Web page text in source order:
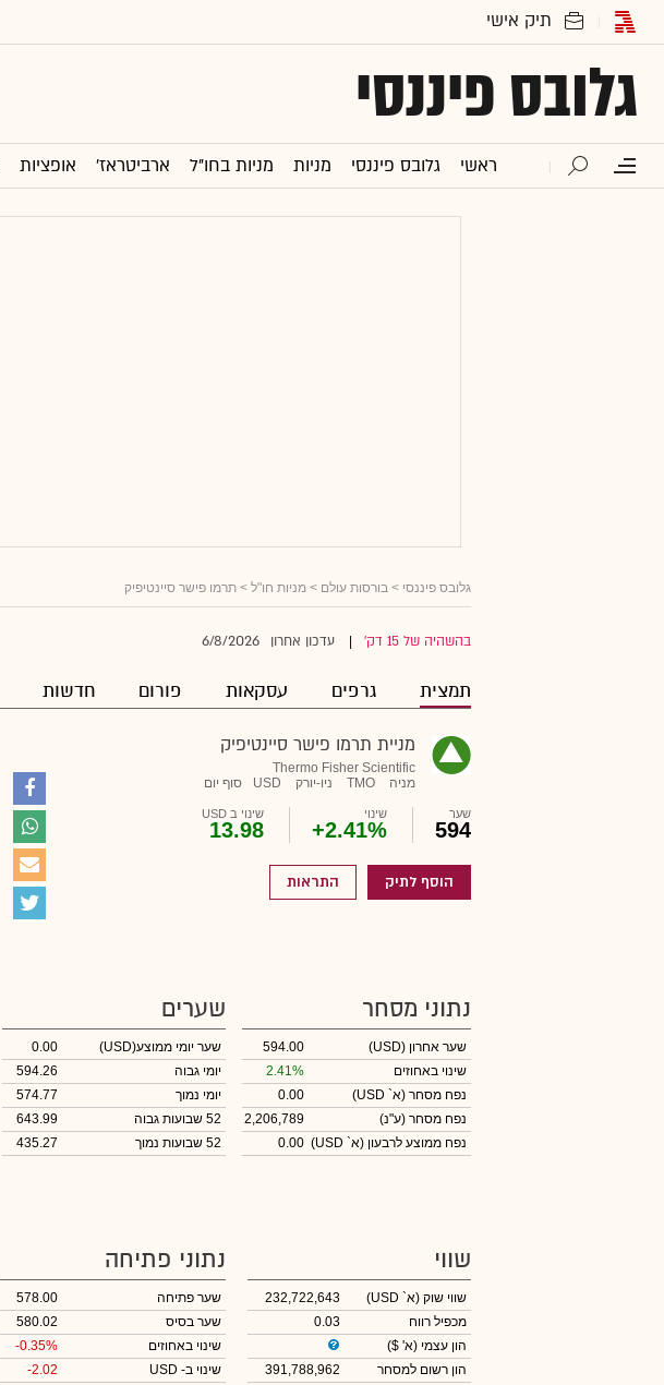
גלובס פיננסי
ראשי גלובס פיננסי מניות מניות בחו"ל ארביטראז' אופציות
גלובס פיננסי > בורסות עולם > מניות חו"ל > תרמו פישר סיינטיפיק
בהשהיה של 15 דק' עדכון אחרון 6/8/2026
תמצית גרפים עסקאות פורום חדשות
מניית תרמו פישר סיינטיפיק
Thermo Fisher Scientific
מניה
TMO ניו-יורק USD סוף יום
שער
594
שינוי
+2.41%
שינוי ב USD
13.98
הוסף לתיק התראות
נתוני מסחר
שער אחרון (USD)
594.00
שינוי באחוזים
2.41%
נפח מסחר (א` USD)
0.00
נפח מסחר (ע"נ)
2,206,789
נפח ממוצע לרבעון (א` USD)
0.00
שערים
שער יומי ממוצע(USD)
0.00
יומי גבוה
594.26
יומי נמוך
574.77
52 שבועות גבוה
643.99
52 שבועות נמוך
435.27
שווי
שווי שוק (א` USD)
232,722,643
מכפיל רווח
0.03
הון עצמי (א' $)
הון רשום למסחר
391,788,962
נתוני פתיחה
שער פתיחה
578.00
שער בסיס
580.02
שינוי באחוזים
-0.35%
שינוי ב- USD
-2.02